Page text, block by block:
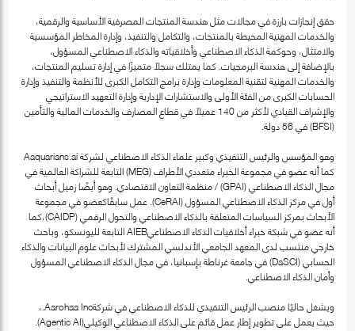
حقق إنجازات بارزة في مجالات مثل هندسة المنتجات المصرفية الأساسية والرقمية،
والخدمات المهنية المحيطة بالمنتجات، والتكامل والتنفيذ، وإدارة المخاطر المؤسسية
والامتثال، وحوكمة الذكاء الاصطناعي وأخلاقياته والذكاء الاصطناعي المسؤول،
بالإضافة إلى هندسة البرمجيات. كما يمتلك سجلًا متميزًا في إدارة تسليم المنتجات،
والخدمات المهنية لتقنية المعلومات وإدارة برامج التكامل الكبرى للأنظمة والتنفيذ وإدارة
الحسابات الكبرى من الفئة الأولى والاستشارات الإدارية وإدارة التعهيد الاستراتيجي
والإشراف القيادي لأكثر من 140 عميلاً في قطاع المصارف والخدمات المالية والتأمين
(BFSI) في 56 دولة.
وهو المؤسس والرئيس التنفيذي وكبير علماء الذكاء الاصطناعي لشركة Aaquarians.ai
كما أنه عضو في مجموعة الخبراء متعددي الأطراف (MEG) التابعة للشراكة العالمية في
مجال الذكاء الاصطناعي (GPAI) / منظمة التعاون الاقتصادي. وهو أيضًا زميل أبحاث
أول في مركز الذكاء الاصطناعي المسؤول (CeRAI). عمل سابقًاكعضو في مجموعة
الأبحاث بمركز السياسات المتعلقة بالذكاء الاصطناعي والتحول الرقمي (CAIDP)،كما
أنه عضو في شبكة خبراء أخلاقيات الذكاء الاصطناعيAIEB التابعة لليونسكو، وباحث
خارجي منتسب لدى المعهد الجامعي الأندلسي المشترك لأبحاث علوم البيانات والذكاء
الحسابي (DaSCI) في جامعة غرناطة بإسبانيا، في مجال الذكاء الاصطناعي المسؤول
وأمان الذكاء الاصطناعي.
ويشغل حاليًا منصب الرئيس التنفيذي للذكاء الاصطناعي في شركةAarohaa Inc.،
حيث يعمل على تطوير إطار عمل قائم على الذكاء الاصطناعي الوكيلي(Agentic AI).